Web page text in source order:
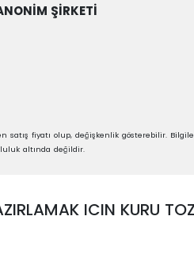
ŞİRKETİ
fiyatı olup, değişkenlik gösterebilir.
altında değildir.
ICIN KURU